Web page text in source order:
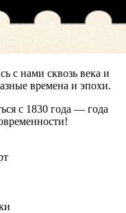
с нами сквозь века и
времена и эпохи.
с 1830 года — года